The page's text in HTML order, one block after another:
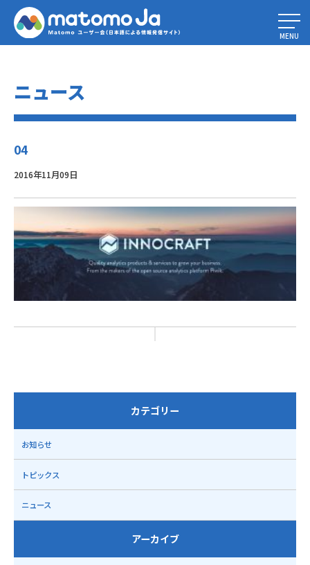
Home»
プレミアムプラグインがマーケットプレイスで入手可能になりまし
た！»04
MENU
ニュース
04
2016年11月09日
カテゴリー
お知らせ
トピックス
ニュース
アーカイブ